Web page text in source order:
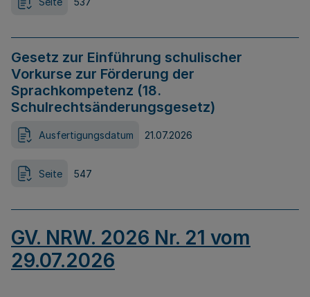
Gesetz zur Einführung schulischer
Vorkurse zur Förderung der
Sprachkompetenz (18.
Schulrechtsänderungsgesetz)
Ausfertigungsdatum 21.07.2026
Seite 547
GV. NRW. 2026 Nr. 21 vom
29.07.2026